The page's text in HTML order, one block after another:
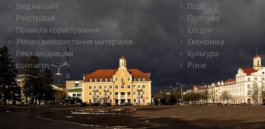
Вхід на сайт
Реєстрація
Правила користування
Умови використання матеріалів
Рекламодавцям
Контакти
Події
Політика
Соціум
Економіка
Культура
Різне